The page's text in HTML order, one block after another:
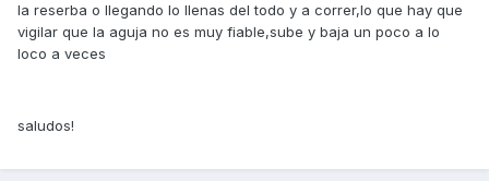
la reserba o llegando lo llenas del todo y a correr,lo que hay que
vigilar que la aguja no es muy fiable,sube y baja un poco a lo
loco a veces
saludos!